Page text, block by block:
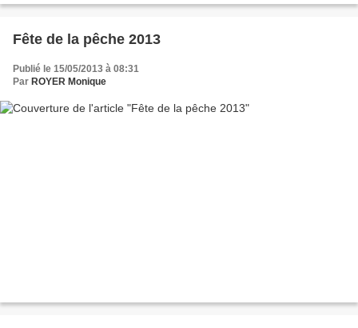
Fête de la pêche 2013
Publié le 15/05/2013 à 08:31
Par ROYER Monique